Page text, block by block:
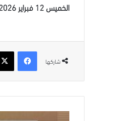
الخميس 12 فبراير 2026
شاركها
قائمة